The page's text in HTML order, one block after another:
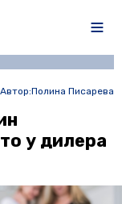
Автор:Полина Писарева
у дилера